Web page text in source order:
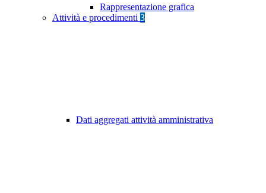
Rappresentazione grafica
Attività e procedimenti 3
Dati aggregati attività amministrativa